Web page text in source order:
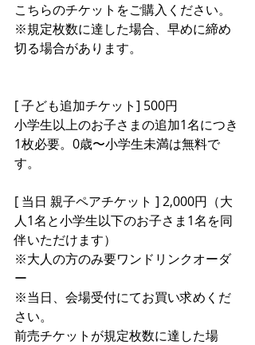
こちらのチケットをご購入ください。
※規定枚数に達した場合、早めに締め
切る場合があります。
[ 子ども追加チケット] 500円
小学生以上のお子さまの追加1名につき
1枚必要。0歳〜小学生未満は無料で
す。
[ 当日 親子ペアチケット ] 2,000円（大
人1名と小学生以下のお子さま1名を同
伴いただけます）
※大人の方のみ要ワンドリンクオーダ
ー
※当日、会場受付にてお買い求めくだ
さい。
前売チケットが規定枚数に達した場